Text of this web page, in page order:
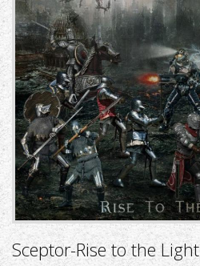
800x800.jpg
Sceptor-Rise to the Light